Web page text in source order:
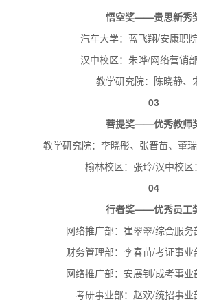
悟空奖——贵思新秀
汽车大学：蓝飞翔/安康职
汉中校区：朱晔/网络营销
教学研究院：陈晓静、
03
菩提奖——优秀教师
教学研究院：李晓彤、张晋苗、董
榆林校区：张玲/汉中校区
04
行者奖——优秀员工
网络推广部：崔翠翠/综合服务
财务管理部：李春苗/考证事业
网络推广部：安展钊/成考事业
考研事业部：赵欢/统招事业